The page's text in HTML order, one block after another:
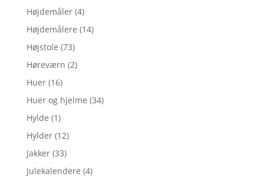
Højdemåler (4)
Højdemålere (14)
Højstole (73)
Høreværn (2)
Huer (16)
Huer og hjelme (34)
Hylde (1)
Hylder (12)
Jakker (33)
Julekalendere (4)